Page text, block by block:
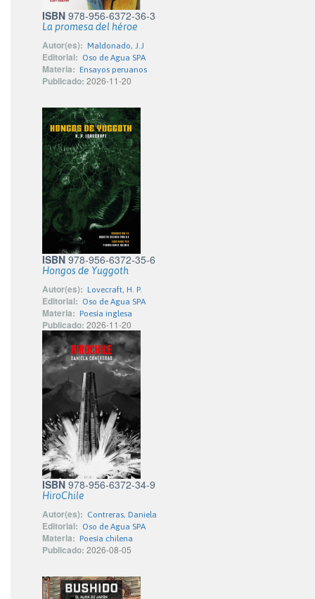
ISBN 978-956-6372-36-3
La promesa del héroe
Autor(es): Maldonado, J.J
Editorial: Oso de Agua SPA
Materia: Ensayos peruanos
Publicado: 2026-11-20
ISBN 978-956-6372-35-6
Hongos de Yuggoth
Autor(es): Lovecraft, H. P.
Editorial: Oso de Agua SPA
Materia: Poesía inglesa
Publicado: 2026-11-20
ISBN 978-956-6372-34-9
HiroChile
Autor(es): Contreras, Daniela
Editorial: Oso de Agua SPA
Materia: Poesía chilena
Publicado: 2026-08-05